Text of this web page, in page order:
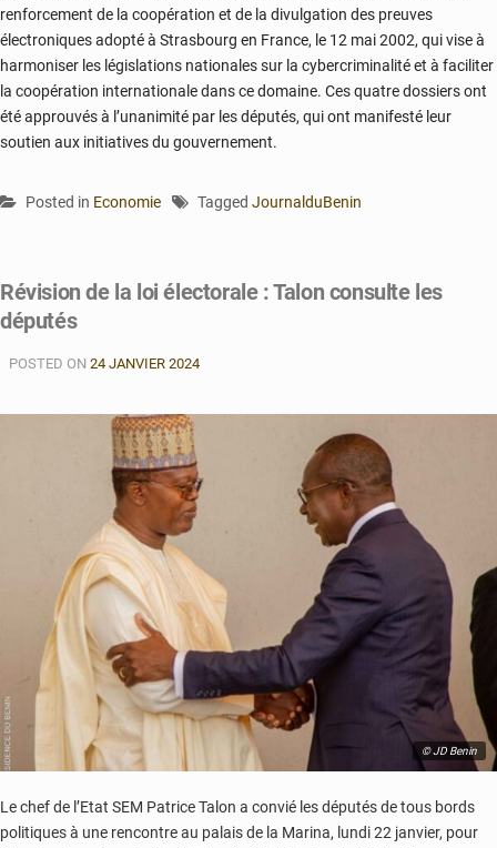
renforcement de la coopération et de la divulgation des preuves
électroniques adopté à Strasbourg en France, le 12 mai 2002, qui vise à
harmoniser les législations nationales sur la cybercriminalité et à faciliter
la coopération internationale dans ce domaine. Ces quatre dossiers ont
été approuvés à l’unanimité par les députés, qui ont manifesté leur
soutien aux initiatives du gouvernement.
Posted in Economie Tagged JournalduBenin
Révision de la loi électorale : Talon consulte les
députés
POSTED ON 24 JANVIER 2024
© JD Benin
Le chef de l’Etat SEM Patrice Talon a convié les députés de tous bords
politiques à une rencontre au palais de la Marina, lundi 22 janvier, pour